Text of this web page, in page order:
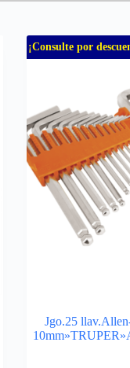
¡Consulte por
Jgo.25